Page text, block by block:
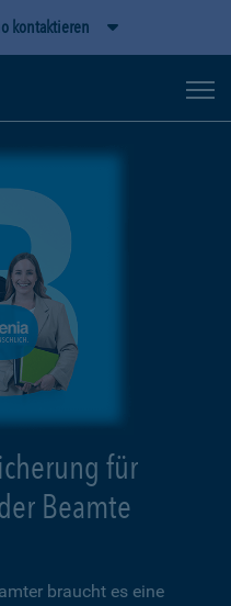
kontaktieren
für
Beamte
braucht es eine